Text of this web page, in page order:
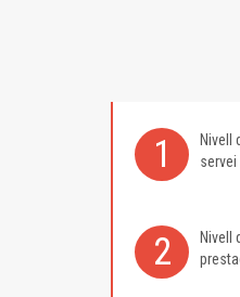
1 Nivell
servei
2 Nivell